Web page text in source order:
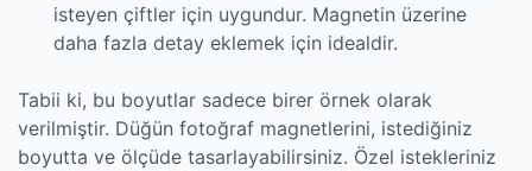
isteyen çiftler için uygundur. Magnetin üzerine
daha fazla detay eklemek için idealdir.
Tabii ki, bu boyutlar sadece birer örnek olarak
verilmiştir. Düğün fotoğraf magnetlerini, istediğiniz
boyutta ve ölçüde tasarlayabilirsiniz. Özel istekleriniz